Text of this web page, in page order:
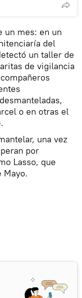
un mes: en un
del
un taller de
de vigilancia
o en otras el
una vez
por
Lasso, que
Mayo.